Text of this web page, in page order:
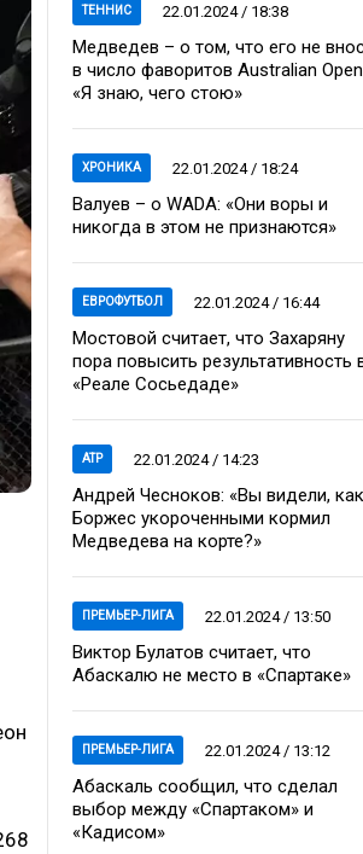
ТЕННИС 22.01.2024 / 18:38
Медведев – о том, что его не
в число фаворитов Australian
«Я знаю, чего стою»
ХРОНИКА 22.01.2024 / 18:24
Валуев – о WADA: «Они воры и
никогда в этом не признаются»
ЕВРОФУТБОЛ 22.01.2024 / 16:44
Мостовой считает, что Захаряну
пора повысить результативность
«Реале Сосьедаде»
ATP 22.01.2024 / 14:23
Андрей Чесноков: «Вы видели, как
Боржес укороченными кормил
Медведева на корте?»
ПРЕМЬЕР-ЛИГА 22.01.2024 / 13:50
Виктор Булатов считает, что
Абаскалю не место в «Спартаке»
ПРЕМЬЕР-ЛИГА 22.01.2024 / 13:12
Абаскаль сообщил, что сделал
выбор между «Спартаком» и
«Кадисом»